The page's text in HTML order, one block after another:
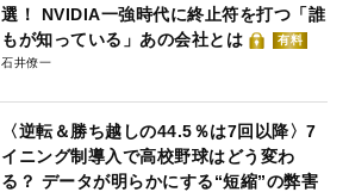
選！ NVIDIA一強時代に終止符を打つ「誰
もが知っている」あの会社とは
有料
石井僚一
〈逆転＆勝ち越しの44.5％は7回以降〉7
イニング制導入で高校野球はどう変わ
る？ データが明らかにする“短縮”の弊害